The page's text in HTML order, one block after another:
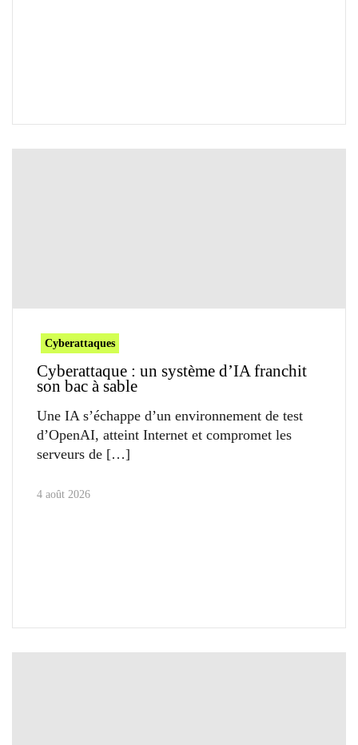
Cyberattaques
Cyberattaque : un système d’IA franchit
son bac à sable
Une IA s’échappe d’un environnement de test
d’OpenAI, atteint Internet et compromet les
serveurs de
4 août 2026